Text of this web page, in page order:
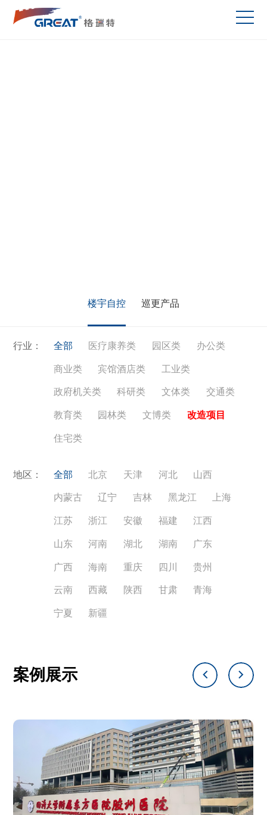
楼宇自控 巡更产品
行业： 全部 医疗康养类 园区类 办公类
商业类 宾馆酒店类 工业类
政府机关类 科研类 文体类 交通类
教育类 园林类 文博类 改造项目
住宅类
地区： 全部 北京 天津 河北 山西
内蒙古 辽宁 吉林 黑龙江 上海
江苏 浙江 安徽 福建 江西
山东 河南 湖北 湖南 广东
广西 海南 重庆 四川 贵州
云南 西藏 陕西 甘肃 青海
宁夏 新疆
案例展示